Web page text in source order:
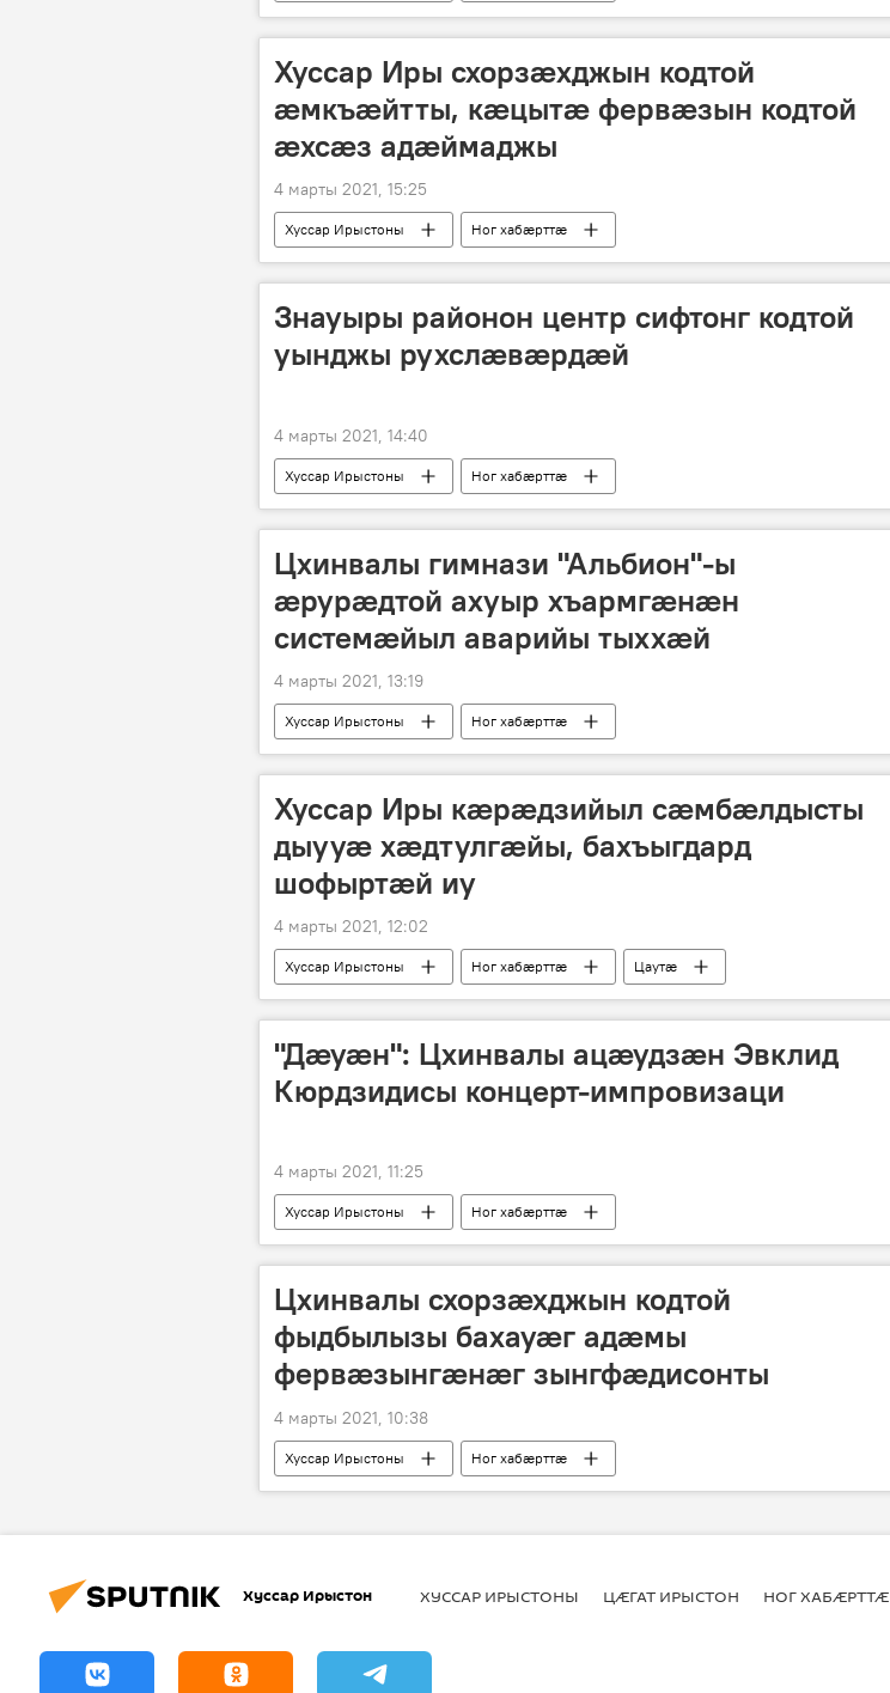
Хуссар Иры схорзæхджын кодтой
æмкъæйтты, кæцытæ фервæзын кодтой
æхсæз адæймаджы
4 марты 2021, 15:25
Хуссар Ирыстоны Ног хабӕрттӕ
Знауыры районон центр сифтонг кодтой
уынджы рухслӕвӕрдӕй
4 марты 2021, 14:40
Хуссар Ирыстоны Ног хабӕрттӕ
Цхинвалы гимнази "Альбион"-ы
ӕрурӕдтой ахуыр хъармгӕнӕн
системӕйыл аварийы тыххӕй
4 марты 2021, 13:19
Хуссар Ирыстоны Ног хабӕрттӕ
Хуссар Иры кӕрӕдзийыл сӕмбӕлдысты
дыууӕ хӕдтулгӕйы, бахъыгдард
шофыртӕй иу
4 марты 2021, 12:02
Хуссар Ирыстоны Ног хабӕрттӕ Цаутӕ
"Дӕуӕн": Цхинвалы ацӕудзӕн Эвклид
Кюрдзидисы концерт-импровизаци
4 марты 2021, 11:25
Хуссар Ирыстоны Ног хабӕрттӕ
Цхинвалы схорзӕхджын кодтой
фыдбылызы бахауӕг адӕмы
фервӕзынгӕнӕг зынгфӕдисонты
4 марты 2021, 10:38
Хуссар Ирыстоны Ног хабӕрттӕ
Хуссар Ирыстон ХУССАР ИРЫСТОНЫ ЦӔГАТ ИРЫСТОН НОГ ХАБӔРТТӔ